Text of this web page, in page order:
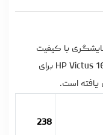
با کیفیت
مناسب است، متأسفانه در مدل HP Victus 16-e0145ng برای
است.
238